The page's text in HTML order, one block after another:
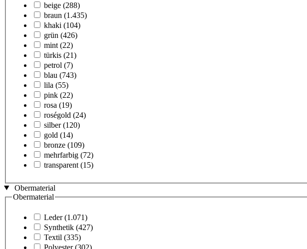
beige (288)
braun (1.435)
khaki (104)
grün (426)
mint (22)
türkis (21)
petrol (7)
blau (743)
lila (55)
pink (22)
rosa (19)
roségold (24)
silber (120)
gold (14)
bronze (109)
mehrfarbig (72)
transparent (15)
Obermaterial
Obermaterial
Leder (1.071)
Synthetik (427)
Textil (335)